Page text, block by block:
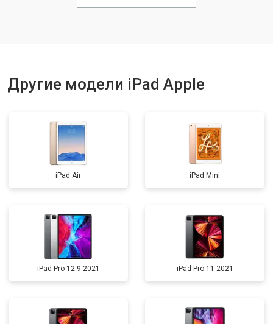
Другие модели iPad Apple
iPad Air iPad Mini
iPad Pro 12.9 2021 iPad Pro 11 2021